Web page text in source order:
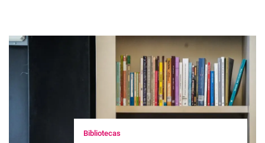
Bibliotecas